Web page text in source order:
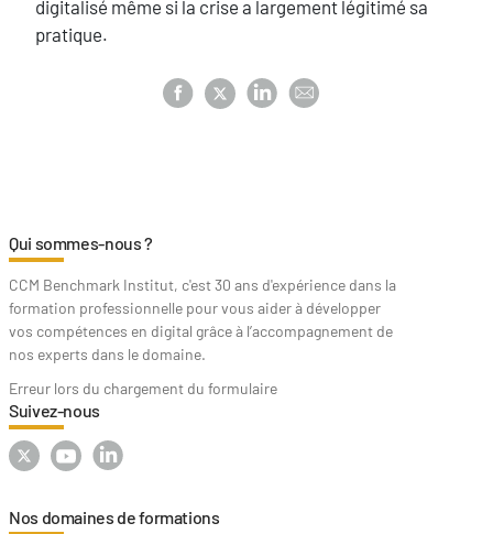
digitalisé même si la crise a largement légitimé sa
pratique.
Qui sommes-nous ?
CCM Benchmark Institut, c'est 30 ans d'expérience dans la
formation professionnelle pour vous aider à développer
vos compétences en digital grâce à l’accompagnement de
nos experts dans le domaine.
Erreur lors du chargement du formulaire
Suivez-nous
Nos domaines de formations